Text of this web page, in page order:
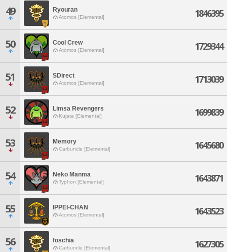
49 Ryouran
Atomos [Elemental] 1846395
50 Cool Crew
Atomos [Elemental] 1729344
51 SDirect
Atomos [Elemental] 1713039
52 Limsa Revengers
Kujata [Elemental] 1699839
53 Memory
Carbuncle [Elemental] 1645680
54 Neko Manma
Typhon [Elemental] 1643871
55 IPPEI-CHAN
Atomos [Elemental] 1643523
56 foschia
Carbuncle [Elemental] 1627305